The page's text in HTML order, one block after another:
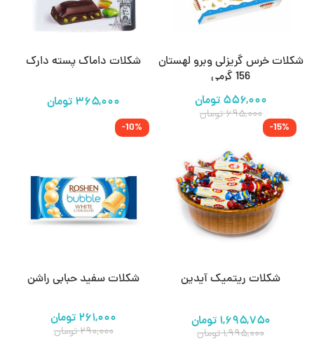
شکلات خرس گریزلی وبرو لهستان
156 گرمی
۶۹۵,۰۰۰تومان
۵۵۶,۰۰۰ تومان
شکلات داماک پسته دارک
تومان
-15%
شکلات ریتمیک آیدین
۱,۹۹۵,۰۰۰تومان
۱,۶۹۵,۷۵۰ تومان
-10%
شکلات سفید حبابی راشن
۲۹۰,۰۰۰تومان
۲۶۱,۰۰۰ تومان